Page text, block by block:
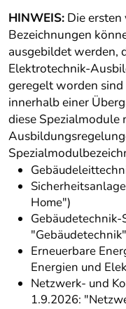
HINWEIS: Die
Bezeichnungen
ausgebildet werden,
Elektrotechnik-
geregelt worden
innerhalb einer
diese Spezialmodule
Home")
Gebäudetechnik-
Erneuerbare
Energien und
Netzwerk- und
1.9.2026: